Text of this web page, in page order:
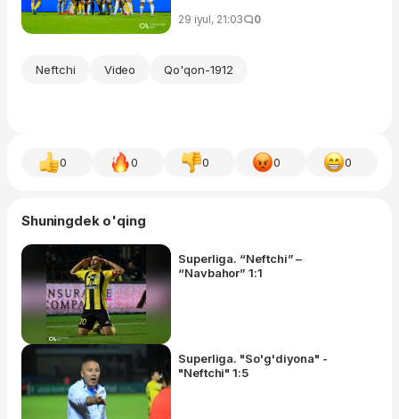
29 iyul, 21:03 0
Neftchi Video Qo'qon-1912
0 0 0 0 0
Shuningdek o'qing
Superliga. “Neftchi” –
“Navbahor” 1:1
Superliga. "So'g'diyona" -
"Neftchi" 1:5